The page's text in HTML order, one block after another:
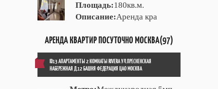
Площадь:180кв.м.
Описание:Аренда кра
АРЕНДА КВАРТИР ПОСУТОЧНО МОСКВА(97)
ID13 АПАРТАМЕНТЫ 2 КОМНАТЫ RIVERA УЛ.ПРЕСНЕНСКАЯ
НАБЕРЕЖНАЯ Д.12 БАШНЯ ФЕДЕРАЦИЯ ЦАО МОСКВА